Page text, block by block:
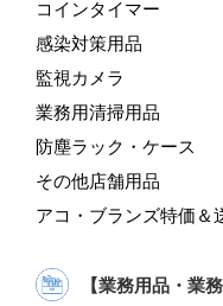
コインタイマー
感染対策用品
監視カメラ
業務用清掃用品
防塵ラック・ケース
その他店舗用品
アコ・ブランズ特価＆
【業務用品・業